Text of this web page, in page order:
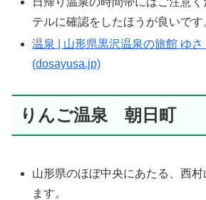
テルに確認をしたほうが良いです
温泉 | 山形県黒沢温泉の旅館 ゆさ
(dosayusa.jp)
りんご温泉 朝日町
山形県のほぼ中央にあたる、西村
ます。